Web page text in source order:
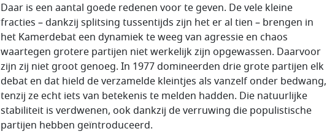
Daar is een aantal goede redenen voor te geven. De vele kleine
fracties – dankzij splitsing tussentijds zijn het er al tien – brengen in
het Kamerdebat een dynamiek te weeg van agressie en chaos
waartegen grotere partijen niet werkelijk zijn opgewassen. Daarvoor
zijn zij niet groot genoeg. In 1977 domineerden drie grote partijen elk
debat en dat hield de verzamelde kleintjes als vanzelf onder bedwang,
tenzij ze echt iets van betekenis te melden hadden. Die natuurlijke
stabiliteit is verdwenen, ook dankzij de verruwing die populistische
partijen hebben geïntroduceerd.